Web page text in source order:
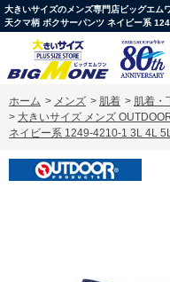
大きいサイズのメンズ専門店ビッグエム
天クマ柄 ボクサーパンツ ネイビー系
ホーム > メンズ > 肌着 > 肌着・
> 大きいサイズ メンズ
ネイビー系 1249-4210-1 3L 4L